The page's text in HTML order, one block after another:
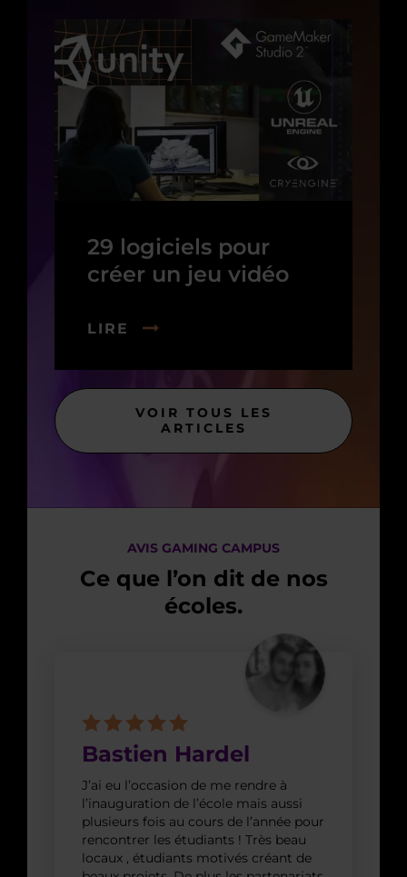
29 logiciels pour
créer un jeu vidéo
LIRE
VOIR TOUS LES
ARTICLES
AVIS GAMING CAMPUS
Ce que l’on dit de nos
écoles.
Bastien Hardel
J’ai eu l’occasion de me rendre à
l’inauguration de l’école mais aussi
plusieurs fois au cours de l’année pour
rencontrer les étudiants ! Très beau
locaux , étudiants motivés créant de